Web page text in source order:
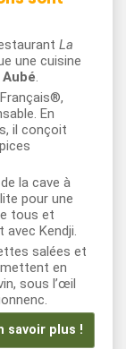
La
une cuisine
.
En
il conçoit
la cave à
pour une
tous et
avec Kendji.
salées et
en
sous l’œil
savoir plus !